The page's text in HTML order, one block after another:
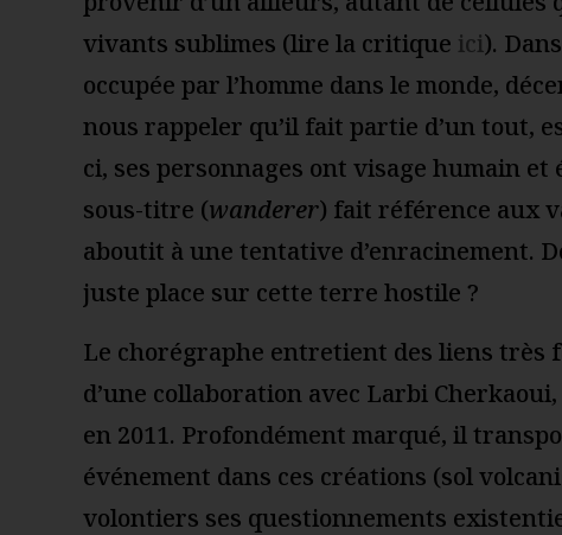
vivants sublimes (lire la critique ici).
occupée par l’homme dans le monde,
nous rappeler qu’il fait partie d’un tout,
ci, ses personnages ont visage humain
sous-titre (wanderer) fait référence aux
aboutit à une tentative d’enracinement.
juste place sur cette terre hostile ?
Le chorégraphe entretient des liens très
d’une collaboration avec Larbi
en 2011. Profondément marqué, il
événement dans ces créations (sol
volontiers ses questionnements